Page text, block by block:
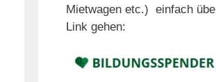
Mietwagen etc.) einfach
Link gehen: